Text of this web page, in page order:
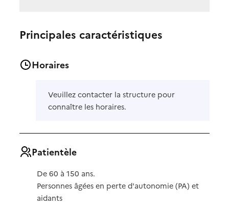
Principales caractéristiques
Horaires
Veuillez contacter la structure pour
connaître les horaires.
Patientèle
De 60 à 150 ans.
Personnes âgées en perte d'autonomie (PA) et
aidants